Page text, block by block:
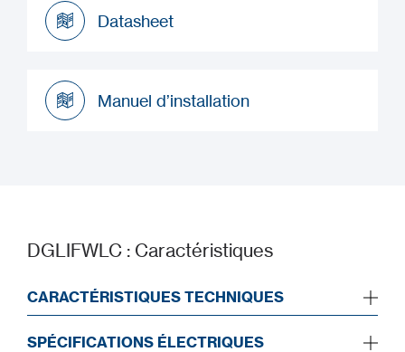
Datasheet
Manuel d’installation
DGLIFWLC : Caractéristiques
CARACTÉRISTIQUES TECHNIQUES
SPÉCIFICATIONS ÉLECTRIQUES